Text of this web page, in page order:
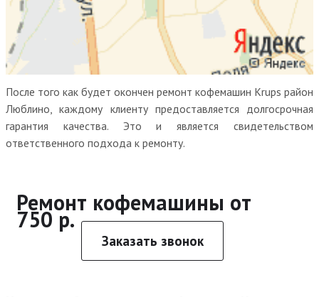
После того как будет окончен ремонт кофемашин Krups район
Люблино, каждому клиенту предоставляется долгосрочная
гарантия качества. Это и является свидетельством
ответственного подхода к ремонту.
Ремонт кофемашины от
750 р.
Заказать звонок